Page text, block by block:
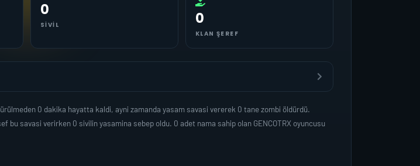
0
SIVIL 0
KLAN ŞEREF
0 dakika hayatta kaldi, ayni zamanda yasam savasi vererek 0 tane zombi öldürdü.
bu savasi verirken 0 sivilin yasamina sebep oldu. 0 adet nama sahip olan GENCOTRX oyuncusu